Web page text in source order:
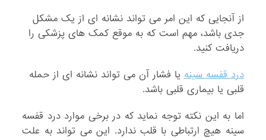
از آنجایی که این امر می تواند نشانه ای از یک مشکل
جدی باشد، مهم است که به موقع کمک های پزشکی را
دریافت کنید.
درد قفسه سینهیا فشار آن می تواند نشانه ای از حمله
قلبی یا بیماری قلبی باشد.
اما به این نکته توجه نماید که در برخی موارد درد قفسه
سینه هیچ ارتباطی با قلب ندارد. این می تواند به علت